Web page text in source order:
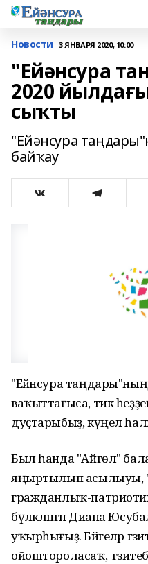
Новости 3 ЯНВАРЯ 2020, 10:00
"Ейәнсура
2020
сыҡты
"Ейәнсура
байҡау
"Ейәнсура таңдары"ның
ваҡыттағыса, тик
дуҫтарыбыҙ, күңел
Был һанда "Айгөл"
яңыртылып асылыуы,
гражданлыҡ-патриотик
бүләкләнгән Диана
уҡырһығыҙ. Бәйгеләр
ойоштороласаҡ, ә